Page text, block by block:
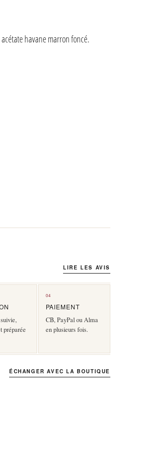
havane marron foncé.
LIRE LES AVIS
préparée
04
PAIEMENT
CB, PayPal ou Alma
en plusieurs fois.
ÉCHANGER AVEC LA BOUTIQUE